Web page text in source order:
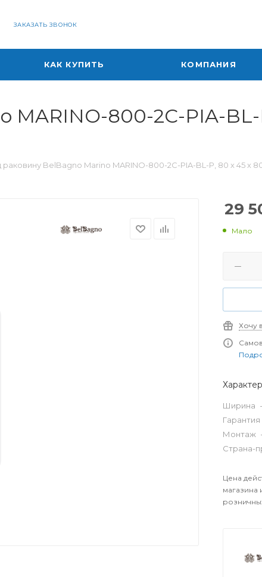
ЗАКАЗАТЬ ЗВОНОК
КАК КУПИТЬ КОМПАНИЯ
800-2C-PIA-BL-
раковину BelBagno Marino MARINO-800-2C-PIA-BL-P, 80 х 45 х
29
Мало
Хочу
Ширина
Гарантия
Монтаж
Страна-
Цена
магазина